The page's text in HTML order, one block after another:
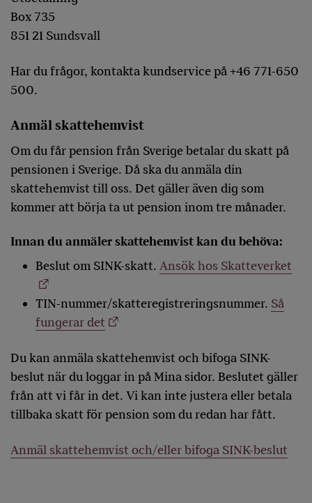
Box 735
851 21 Sundsvall
Har du frågor, kontakta kundservice på +46 771-650
500.
Anmäl skattehemvist
Om du får pension från Sverige betalar du skatt på
pensionen i Sverige. Då ska du anmäla din
skattehemvist till oss. Det gäller även dig som
kommer att börja ta ut pension inom tre månader.
Innan du anmäler skattehemvist kan du behöva:
Beslut om SINK-skatt. Ansök hos Skatteverket
TIN-nummer/skatteregistreringsnummer. Så
fungerar det
Du kan anmäla skattehemvist och bifoga SINK-
beslut när du loggar in på Mina sidor. Beslutet gäller
från att vi får in det. Vi kan inte justera eller betala
tillbaka skatt för pension som du redan har fått.
Anmäl skattehemvist och/eller bifoga SINK-beslut